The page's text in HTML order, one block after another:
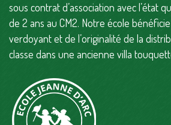
sous contrat d’association avec l’état
de 2 ans au CM2. Notre école
verdoyant et de l’originalité de la
classe dans une ancienne villa